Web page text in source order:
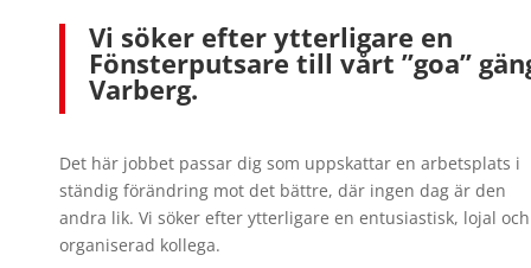
Vi söker efter ytterligare en
Fönsterputsare till vårt ”goa”
Varberg.
Det här jobbet passar dig som uppskattar en arbetsplats i
ständig förändring mot det bättre, där ingen dag är den
andra lik. Vi söker efter ytterligare en entusiastisk, lojal och
organiserad kollega.